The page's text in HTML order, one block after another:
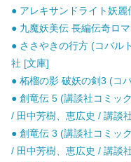
● アレキサンドライト妖
● 九魔妖美伝 長編伝奇ロ
● ささやきの行方 (コバル
社 [文庫]
● 柘榴の影 破妖の剣3 (コ
● 創竜伝 5 (講談社コミッ
/ 田中芳樹、恵広史 / 講談
● 創竜伝 3 (講談社コミッ
/ 田中芳樹、恵広史 / 講談